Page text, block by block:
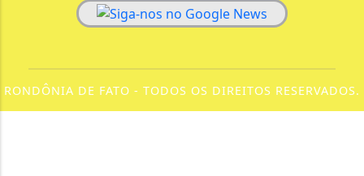
RONDÔNIA DE FATO - TODOS OS DIREITOS RESERVADOS.